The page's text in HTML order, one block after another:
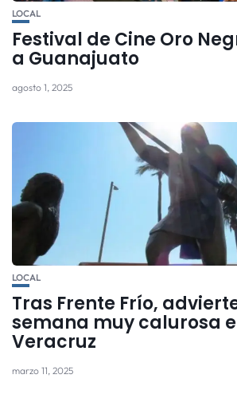
LOCAL
Festival de Cine Oro
a Guanajuato
agosto 1, 2025
LOCAL
Tras Frente Frío,
semana muy calurosa
Veracruz
marzo 11, 2025